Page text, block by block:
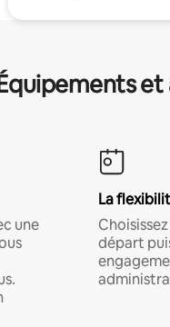
et
une
La
départ